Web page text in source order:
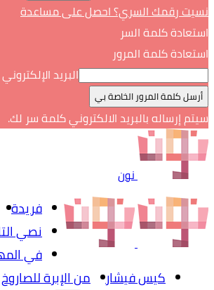
نسيت رقمك السري؟ احصل على مساعدة
استعادة كلمة السر
استعادة كلمة المرور
البريد
سيتم إرساله بالبريد الالكتروني كلمة سر لك.
نون
فريدة
نصي
في
كيس فيشار
من الإبرة للصاروخ